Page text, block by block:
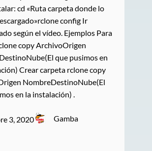
cd «Ruta carpeta donde lo
config Ir
según el vídeo. Ejemplos Para
copy ArchivoOrigen
que pusimos en
Crear carpeta rclone copy
NombreDestinoNube(El
en la instalación) .
3, 2020 Gamba